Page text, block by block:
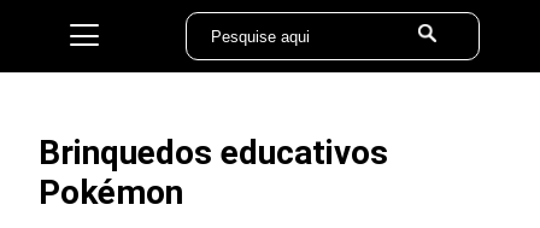
Brinquedos educativos
Pokémon